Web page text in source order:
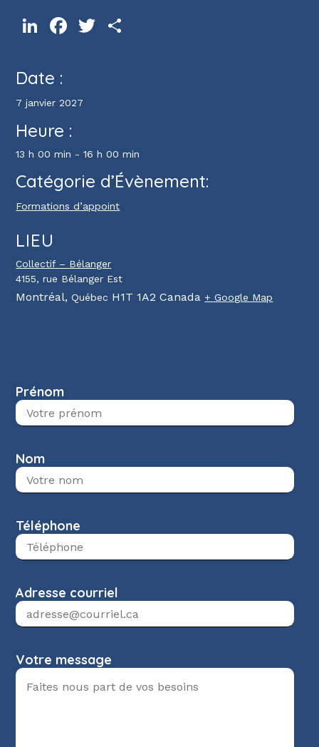
LinkedInFacebookTwitter
Date :
7 janvier 2027
Heure :
13 h 00 min - 16 h 00 min
Catégorie d’Évènement:
Formations d’appoint
LIEU
Collectif – Bélanger
4155, rue Bélanger Est
Montréal, Québec H1T 1A2 Canada + Google Map
Prénom
Nom
Téléphone
Adresse courriel
Votre message